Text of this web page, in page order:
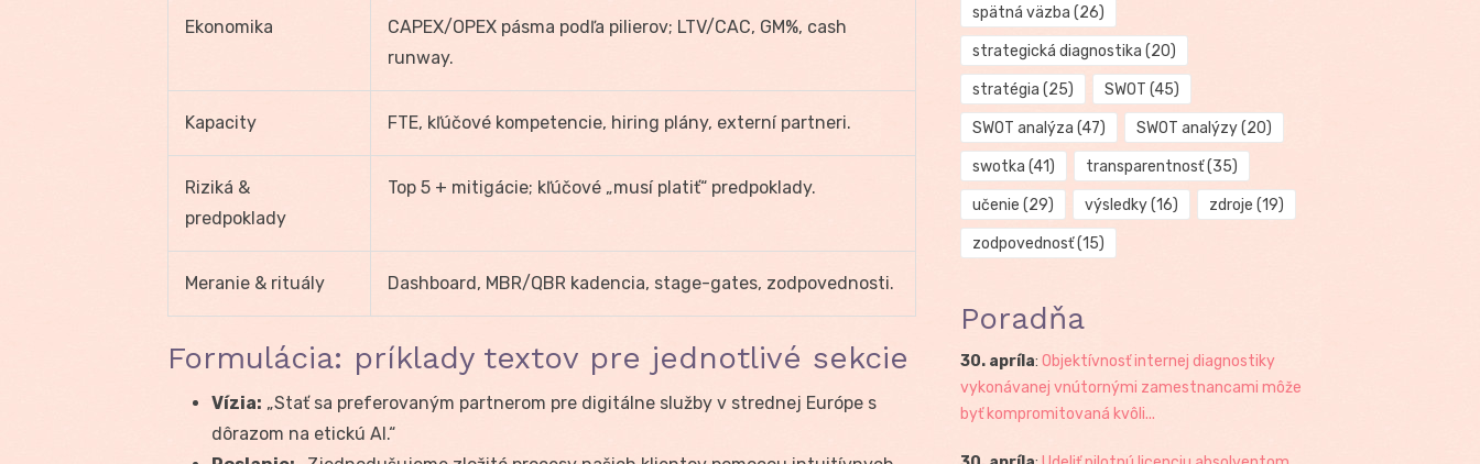
Ekonomika
CAPEX/OPEX pásma podľa pilierov; LTV/CAC, GM%, cash
runway.
Kapacity FTE, kľúčové kompetencie, hiring plány, externí partneri.
Riziká &
predpoklady
Top 5 + mitigácie; kľúčové „musí platiť“ predpoklady.
Meranie & rituály Dashboard, MBR/QBR kadencia, stage-gates, zodpovednosti.
Formulácia: príklady textov pre jednotlivé sekcie
Vízia: „Stať sa preferovaným partnerom pre digitálne služby v strednej Európe s
dôrazom na etickú AI.“
spätná väzba (26)
strategická diagnostika (20)
stratégia (25) SWOT (45)
SWOT analýza (47) SWOT analýzy(20)
swotka (41) transparentnosť(35)
učenie (29) výsledky(16) zdroje (19)
zodpovednosť(15)
Poradňa
30. apríla: Objektívnosť internej diagnostiky
vykonávanej vnútornými zamestnancami môže
byť kompromitovaná kvôli...